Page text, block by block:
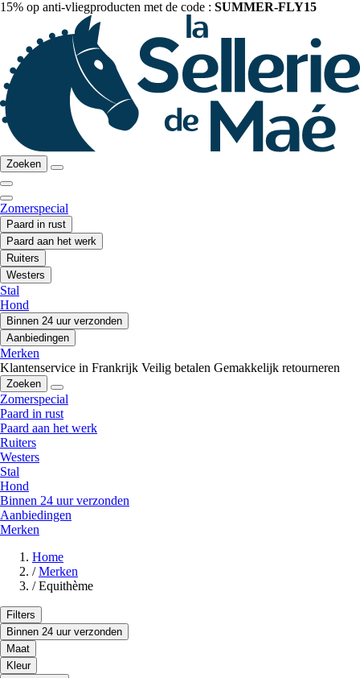
15% op anti-vliegproducten met de code : SUMMER-FLY15
Zoeken
Zomerspecial
Paard in rust
Paard aan het werk
Ruiters
Westers
Stal
Hond
Binnen 24 uur verzonden
Aanbiedingen
Merken
Klantenservice in Frankrijk Veilig betalen Gemakkelijk retourneren
Zoeken
Zomerspecial
Paard in rust
Paard aan het werk
Ruiters
Westers
Stal
Hond
Binnen 24 uur verzonden
Aanbiedingen
Merken
Home
/ Merken
/ Equithème
Filters
Binnen 24 uur verzonden
Maat
Kleur